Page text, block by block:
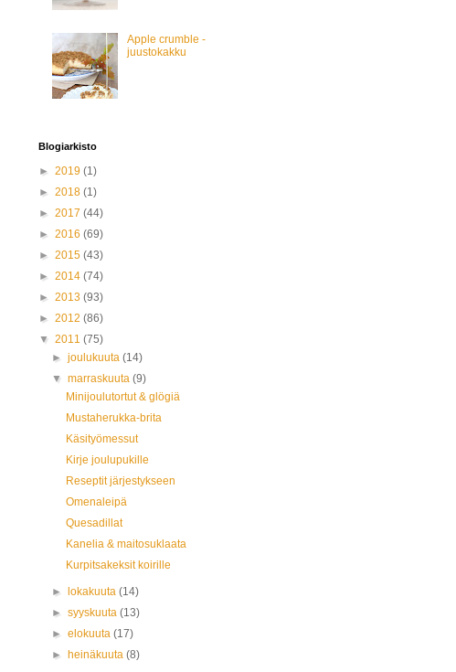
Apple crumble -
juustokakku
Blogiarkisto
► 2019 (1)
► 2018 (1)
► 2017 (44)
► 2016 (69)
► 2015 (43)
► 2014 (74)
► 2013 (93)
► 2012 (86)
▼ 2011 (75)
►joulukuuta(14)
▼marraskuuta(9)
Minijoulutortut & glögiä
Mustaherukka-brita
Käsityömessut
Kirje joulupukille
Reseptit järjestykseen
Omenaleipä
Quesadillat
Kanelia & maitosuklaata
Kurpitsakeksit koirille
► lokakuuta(14)
►syyskuuta(13)
►elokuuta(17)
►
heinäkuuta(8)